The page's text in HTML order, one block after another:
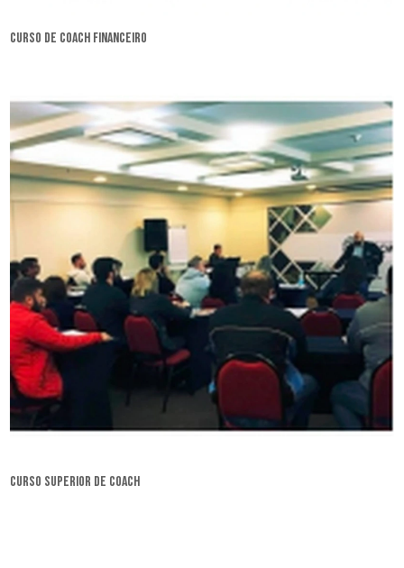
curso de coach financeiro
curso superior de coach